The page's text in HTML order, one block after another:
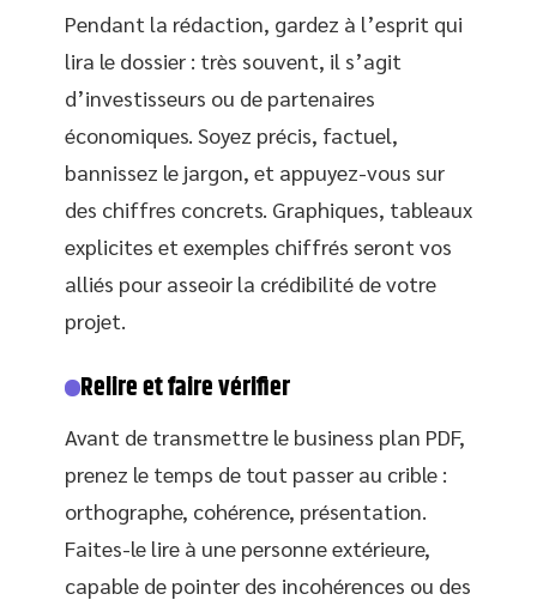
Pendant la rédaction, gardez à l’esprit qui
lira le dossier : très souvent, il s’agit
d’investisseurs ou de partenaires
économiques. Soyez précis, factuel,
bannissez le jargon, et appuyez-vous sur
des chiffres concrets. Graphiques, tableaux
explicites et exemples chiffrés seront vos
alliés pour asseoir la crédibilité de votre
projet.
Relire et faire vérifier
Avant de transmettre le business plan PDF,
prenez le temps de tout passer au crible :
orthographe, cohérence, présentation.
Faites-le lire à une personne extérieure,
capable de pointer des incohérences ou des